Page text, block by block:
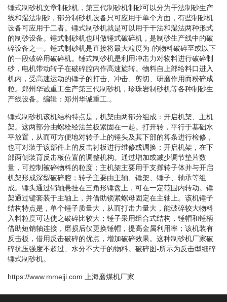
锤式制砂机文章制砂机，第三代制砂机制砂可以分为干法制砂生产
线和湿法制砂，部分制砂机设备只可应用于单个方面，有些制砂机
设备可应用于二者。锤式制砂机就是可以用于干法和湿法两种形式
的制砂设备。锤式制砂机也叫做锤式破碎机，是制砂生产线中的破
碎设备之一。锤式制砂机是直接将最大粒度为-的物料破碎至或以下
的一段破碎用破碎机。锤式制砂机是利用冲击力对物料进行破碎制
砂，电机带动转子在破碎腔内作高速旋转。物料自上部给料口进入
机内，受高速运动的锤子的打击、冲击、剪切、研磨作用而粉碎成
粒。郑州华诚重工生产第三代制砂机，珍珠岩制砂机等各种制砂生
产线设备。编辑：郑州华诚重工.。
锤式制砂机该机结构特点是，机架由两部分组成：开启机架、主机
架。这两部分由螺栓经法兰板紧固在一起。打开转，平行于基础水
平放置，从而可方便地对转子上的锤头及其下部的箅条进行检修，
也可对装于该部件上的反击衬板进行维修或调换；开启机架，在下
部两侧装育反击板位置的调整机构。通过增加或减少调节垫片数
量，可控制被碎物料的粒度；主机架主要用于支撑转子体并与开启
机架形成深型破碎腔；转子主要由主轴、锤架、锤子、轴承等组
成。锤头通过销轴悬挂在三角形锤盘上，可在一定范围内转动。锤
架通过键套装于主轴上，并借助锁紧螺母固定在主轴上。该机锤子
结构特点是，单个锤子质量大，从而打击力量大，能破碎较大物料
入料粒度可达使之破碎比较大；锤子采用组合式结构，锤帽和锤柄
借助短销轴连接，磨损后仅更换锤帽，提高金属利用率；该机装有
反击板，借用反击破碎的优点，增加破碎效果。这种制砂机厂家破
碎抗压强度不超过、水分不大于的物料。破碎图-所示为反击型细碎
锤式制砂机。
https://www.mmeiji.com 上海磨煤机厂家